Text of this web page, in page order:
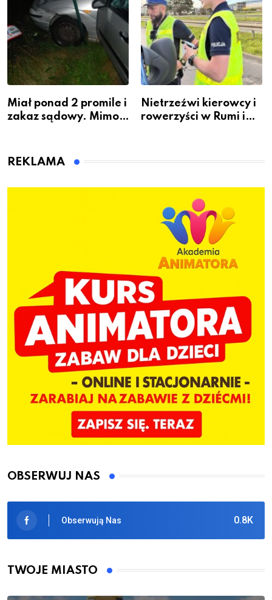
Miał ponad 2 promile i
zakaz sądowy. Mimo
Bolszewie i uderzył w
Nietrzeźwi kierowcy i
rowerzyści w Rumi i
REKLAMA
OBSERWUJ NAS
0.8K
Obserwują Nas
TWOJE MIASTO